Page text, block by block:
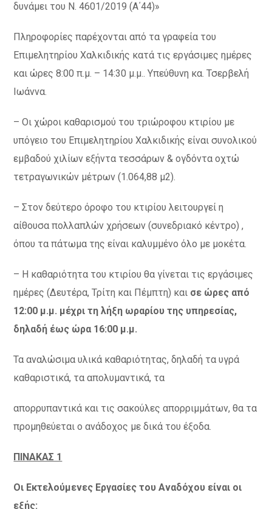
δυνάμει του Ν. 4601/2019 (Α΄44)»
Πληροφορίες παρέχονται από τα γραφεία του
Επιμελητηρίου Χαλκιδικής κατά τις εργάσιμες ημέρες
και ώρες 8:00 π.μ. – 14:30 μ.μ.. Υπεύθυνη κα. Τσερβελή
Ιωάννα.
– Οι χώροι καθαρισμού του τριώροφου κτιρίου με
υπόγειο του Επιμελητηρίου Χαλκιδικής είναι συνολικού
εμβαδού χιλίων εξήντα τεσσάρων & ογδόντα οχτώ
τετραγωνικών μέτρων (1.064,88 μ2).
– Στον δεύτερο όροφο του κτιρίου λειτουργεί η
αίθουσα πολλαπλών χρήσεων (συνεδριακό κέντρο) ,
όπου τα πάτωμα της είναι καλυμμένο όλο με μοκέτα.
– Η καθαριότητα του κτιρίου θα γίνεται τις εργάσιμες
ημέρες (Δευτέρα, Τρίτη και Πέμπτη) και σε ώρες από
12:00 μ.μ. μέχρι τη λήξη ωραρίου της υπηρεσίας,
δηλαδή έως ώρα 16:00 μ.μ.
Τα αναλώσιμα υλικά καθαριότητας, δηλαδή τα υγρά
καθαριστικά, τα απολυμαντικά, τα
απορρυπαντικά και τις σακούλες απορριμμάτων, θα τα
προμηθεύεται ο ανάδοχος με δικά του έξοδα.
ΠΙΝΑΚΑΣ 1
Οι Εκτελούμενες Εργασίες του Αναδόχου είναι οι
εξής: